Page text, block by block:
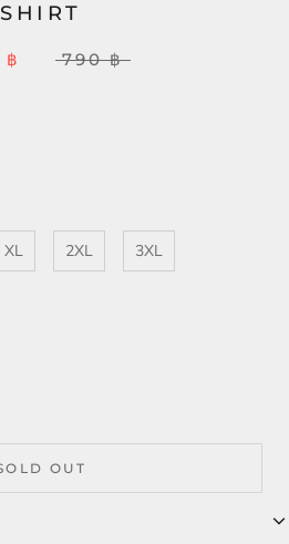
SHIRT
฿ 790 ฿
XL 2XL 3XL
OUT